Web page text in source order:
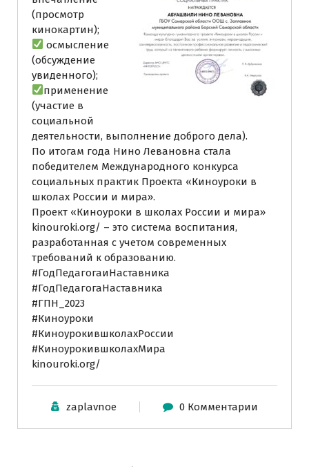
(просмотр
кинокартин);
осмысление
(обсуждение
увиденного);
применение
(участие в
социальной
деятельности, выполнение доброго дела).
По итогам года Нино Левановна стала
победителем Международного конкурса
социальных практик Проекта «Киноуроки в
школах России и мира».
Проект «Киноуроки в школах России и мира»
kinouroki.org/ – это система воспитания,
разработанная с учетом современных
требований к образованию.
#ГодПедагогаиНаставника
#ГодПедагогаНаставника
#ГПН_2023
#Киноуроки
#КиноурокившколахРоссии
#КиноурокившколахМира
kinouroki.org/
zaplavnoe 0 Комментарии